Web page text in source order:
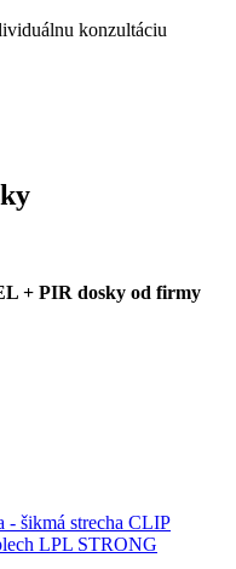
konzultáciu
+ PIR dosky od firmy